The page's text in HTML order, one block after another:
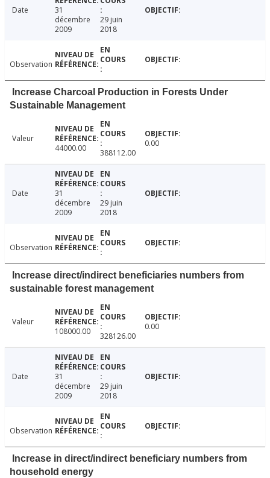
Date
31
décembre
2009
29 juin
2018
Observation
Increase Charcoal Production in Forests Under
Sustainable Management
Valeur
44000.00
388112.00
0.00
Date
31
décembre
2009
29 juin
2018
Observation
Increase direct/indirect beneficiaries numbers from
sustainable forest management
Valeur
108000.00
328126.00
0.00
Date
31
décembre
2009
29 juin
2018
Observation
Increase in direct/indirect beneficiary numbers from
household energy